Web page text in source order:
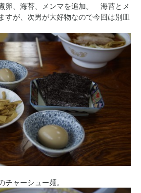
卵、海苔、メンマを追加。 海苔とメ
すが、次男が大好物なので今回は別皿
チャーシュー麺。